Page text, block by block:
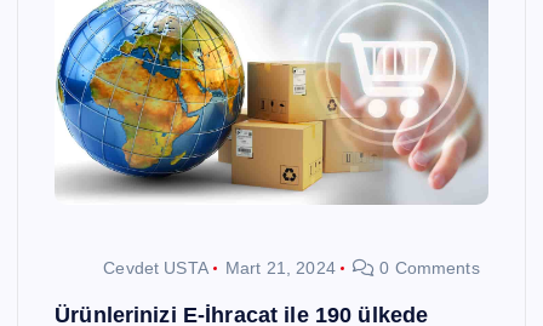
Cevdet USTA Mart 21, 2024 0 Comments
Ürünlerinizi E-İhracat ile 190 ülkede